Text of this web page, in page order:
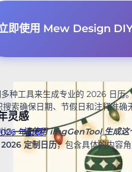
一个专业的版式，自动放置
即使用 Mew Design
种工具来生成专业的 2026 日历
索确保日期、节假日和注释准确
，“请使用 imgGenTool 生成这
灵感
年灵感”
2026 定制日历，包含具体的内容